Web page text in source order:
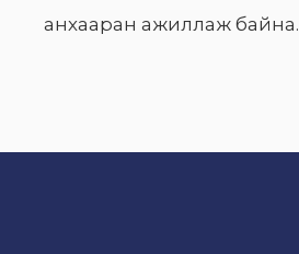
анхааран ажиллаж байна.